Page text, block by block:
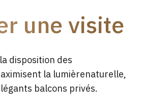
une visite
disposition des
la lumièrenaturelle,
balcons privés.